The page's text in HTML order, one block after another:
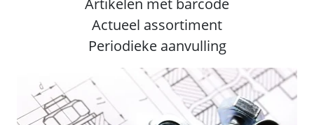
Artikelen met barcode
Actueel assortiment
Periodieke aanvulling